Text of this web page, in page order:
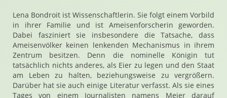
Lena Bondroit ist Wissenschaftlerin. Sie folgt einem Vorbild
in ihrer Familie und ist Ameisenforscherin geworden.
Dabei fasziniert sie insbesondere die Tatsache, dass
Ameisenvölker keinen lenkenden Mechanismus in ihrem
Zentrum besitzen. Denn die nominelle Königin tut
tatsächlich nichts anderes, als Eier zu legen und den Staat
am Leben zu halten, beziehungsweise zu vergrößern.
Darüber hat sie auch einige Literatur verfasst. Als sie eines
Tages von einem Journalisten namens Meier darauf